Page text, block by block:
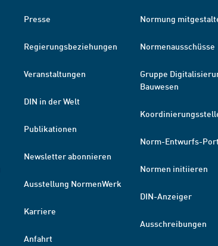
Presse
Regierungsbeziehungen
Veranstaltungen
DIN in der Welt
Publikationen
Newsletter abonnieren
Ausstellung NormenWerk
Karriere
Anfahrt
Normung
Normenausschüsse
Gruppe
Bauwesen
Norm-Entwurfs-
Normen initiieren
DIN-Anzeiger
Ausschreibungen